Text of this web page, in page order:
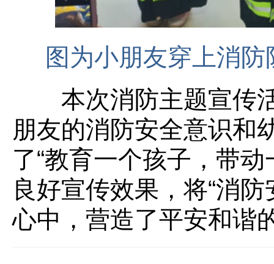
图为小朋友穿上消
本次消防主题宣传活
朋友的消防安全意识和
了“教育一个孩子，带
良好宣传效果，将“消
心中，营造了平安和谐